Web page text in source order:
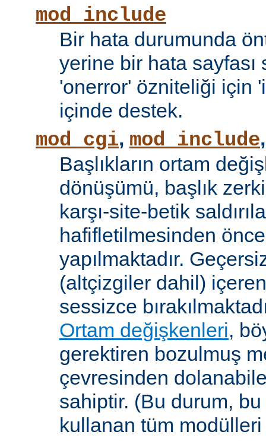
mod_include
Bir hata durumunda
yerine bir hata sayfası
'onerror' özniteliği için
içinde destek.
mod_cgi, mod_include
Başlıkların ortam
dönüşümü, başlık
karşı-site-betik
hafifletilmesinden
yapılmaktadır.
(altçizgiler dahil)
sessizce
Ortam değişkenleri,
gerektiren bozulmuş
çevresinden
sahiptir. (Bu durum,
kullanan tüm